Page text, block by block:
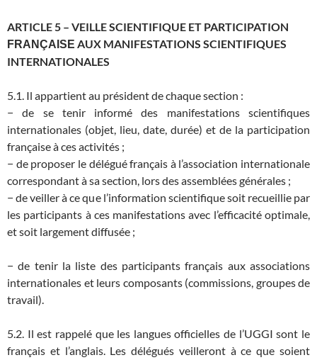
ARTICLE 5 – VEILLE SCIENTIFIQUE ET PARTICIPATION
FRANÇAISE AUX MANIFESTATIONS SCIENTIFIQUES
INTERNATIONALES
5.1. Il appartient au président de chaque section :
− de se tenir informé des manifestations scientifiques
internationales (objet, lieu, date, durée) et de la participation
française à ces activités ;
− de proposer le délégué français à l’association internationale
correspondant à sa section, lors des assemblées générales ;
− de veiller à ce que l’information scientifique soit recueillie par
les participants à ces manifestations avec l’efficacité optimale,
et soit largement diffusée ;
− de tenir la liste des participants français aux associations
internationales et leurs composants (commissions, groupes de
travail).
5.2. Il est rappelé que les langues officielles de l’UGGI sont le
français et l’anglais. Les délégués veilleront à ce que soient